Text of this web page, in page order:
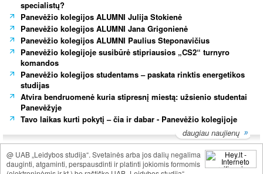
specialistų?
Panevėžio kolegijos ALUMNI Julija Stokienė
Panevėžio kolegijos ALUMNI Jana Grigonienė
Panevėžio kolegijos ALUMNI Paulius Steponavičius
Panevėžio kolegijoje susibūrė stipriausios „CS2“ turnyro
komandos
Panevėžio kolegijos studentams – paskata rinktis energetikos
studijas
Atvira bendruomenė kuria stipresnį miestą: užsienio studentai
Panevėžyje
Tavo laikas kurti pokytį – čia ir dabar - Panevėžio kolegijoje
daugiau naujienų
@ UAB „Leidybos studija“. Svetainės arba jos dalių negalima
dauginti, atgaminti, perspausdinti ir platinti jokiomis formomis